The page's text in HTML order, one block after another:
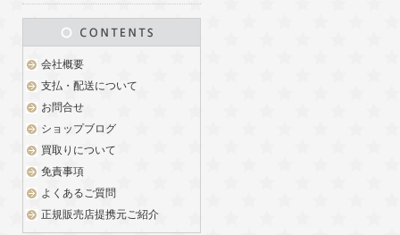
会社概要
支払・配送について
お問合せ
ショップブログ
買取りについて
免責事項
よくあるご質問
正規販売店提携元ご紹介